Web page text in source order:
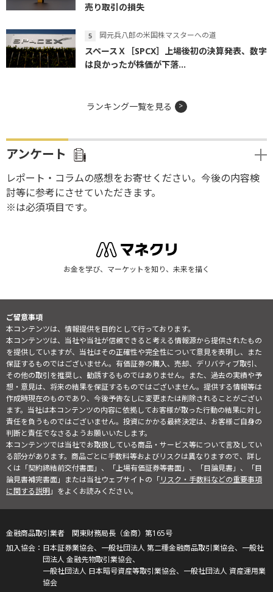
売り取引の損失
岡元兵八郎の米国株マスターへの道
スペースＸ［SPCX］上場後初の決算発表、数字
は良かったが株価が下落...
ランキング一覧を見る
アンケート
レポート・コラムの感想をお寄せください。今後の内容検
討等に参考にさせていただきます。
※は必須項目です。
お金を学び、マーケットを知り、未来を描く
ご留意事項
本コンテンツは、情報提供を目的として行っております。
本コンテンツは、当社や当社が信頼できると考える情報源から提供されたもの
を提供していますが、当社はその正確性や完全性について意見を表明し、また
保証するものではございません。有価証券の購入、売却、デリバティブ取引、
その他の取引を推奨し、勧誘するものではありません。また、過去の実績や予
想・意見は、将来の結果を保証するものではございません。提供する情報等は
作成時現在のものであり、今後予告なしに変更または削除されることがござい
ます。当社は本コンテンツの内容に依拠してお客様が取った行動の結果に対し
責任を負うものではございません。投資にかかる最終決定は、お客様ご自身の
判断と責任でなさるようお願いいたします。
本コンテンツでは当社でお取扱している商品・サービス等について言及してい
る部分があります。商品ごとに手数料等およびリスクは異なりますので、詳し
くは「契約締結前交付書面」、「上場有価証券等書面」、「目論見書」、「目
論見書補完書面」または当社ウェブサイトの「リスク・手数料などの重要事項
に関する説明」をよくお読みください。
金融商品取引業者 関東財務局長（金商）第165号
日本証券業協会、一般社団法人 第二種金融商品取引業協会、一般社
団法人 金融先物取引業協会、
一般社団法人 日本暗号資産等取引業協会、一般社団法人 資産運用業
協会